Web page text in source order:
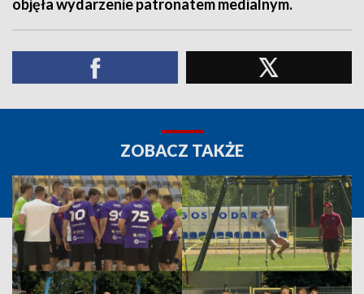
objęła wydarzenie patronatem medialnym.
ZOBACZ TAKŻE